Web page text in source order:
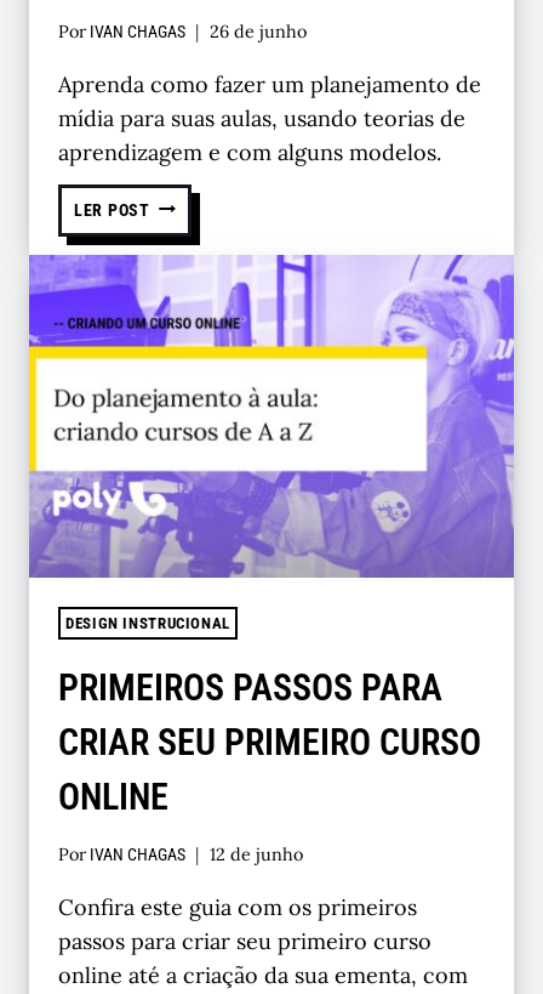
Por IVAN CHAGAS 26 de junho
Aprenda como fazer um planejamento de
mídia para suas aulas, usando teorias de
aprendizagem e com alguns modelos.
LER POST
DESIGN INSTRUCIONAL
PRIMEIROS PASSOS PARA
CRIAR SEU PRIMEIRO CURSO
ONLINE
Por IVAN CHAGAS 12 de junho
Confira este guia com os primeiros
passos para criar seu primeiro curso
online até a criação da sua ementa, com